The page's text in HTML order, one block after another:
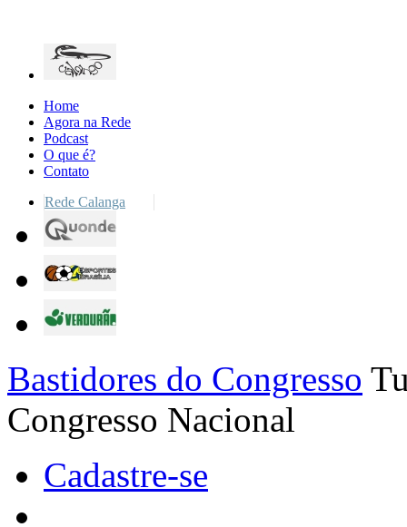
Home
Agora na Rede
Podcast
O que é?
Contato
Rede Calanga
Bastidores do Congresso
Congresso Nacional
Cadastre-se